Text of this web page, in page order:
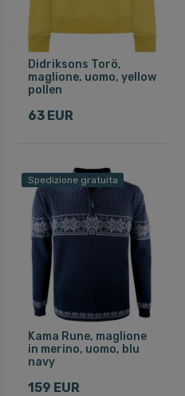
Didriksons Torö,
maglione, uomo, yellow
pollen
63 EUR
Spedizione gratuita
Kama Rune, maglione
in merino, uomo, blu
navy
159 EUR